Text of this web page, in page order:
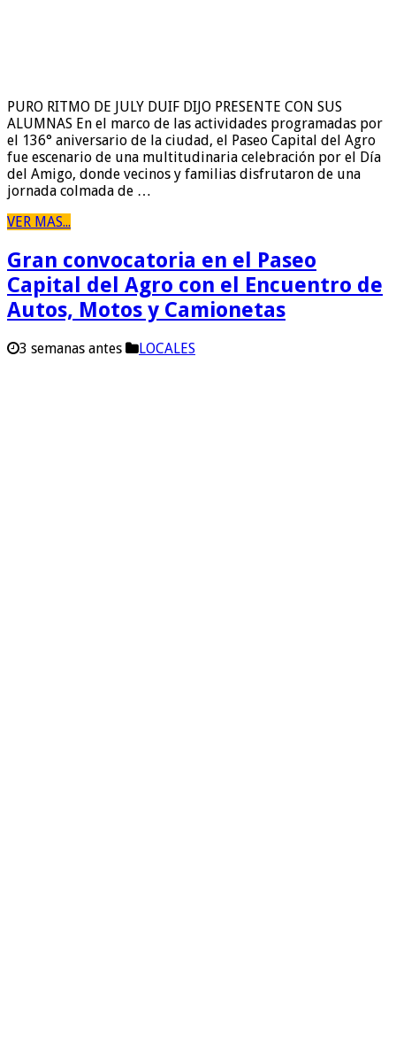
PURO RITMO DE JULY DUIF DIJO PRESENTE CON SUS
ALUMNAS En el marco de las actividades programadas por
el 136° aniversario de la ciudad, el Paseo Capital del Agro
fue escenario de una multitudinaria celebración por el Día
del Amigo, donde vecinos y familias disfrutaron de una
jornada colmada de …
VER MAS...
Gran convocatoria en el Paseo
Capital del Agro con el Encuentro de
Autos, Motos y Camionetas
3 semanas antes LOCALES